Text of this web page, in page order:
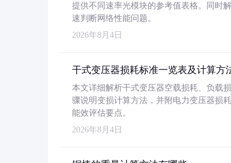
提供不同速率光模块的参考值表格。同时
速判断网络性能问题。
2026年8月4日
干式变压器损耗标准一览表及计算方
本文详细解析干式变压器空载损耗、负载
骤说明变损计算方法，并附电力变压器损
能效评估要点。
2026年8月4日